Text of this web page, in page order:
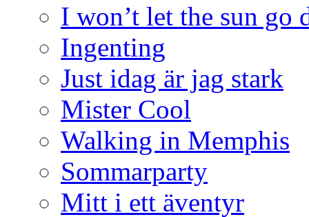
I won’t let the sun go
Ingenting
Just idag är jag stark
Mister Cool
Walking in Memphis
Sommarparty
Mitt i ett äventyr